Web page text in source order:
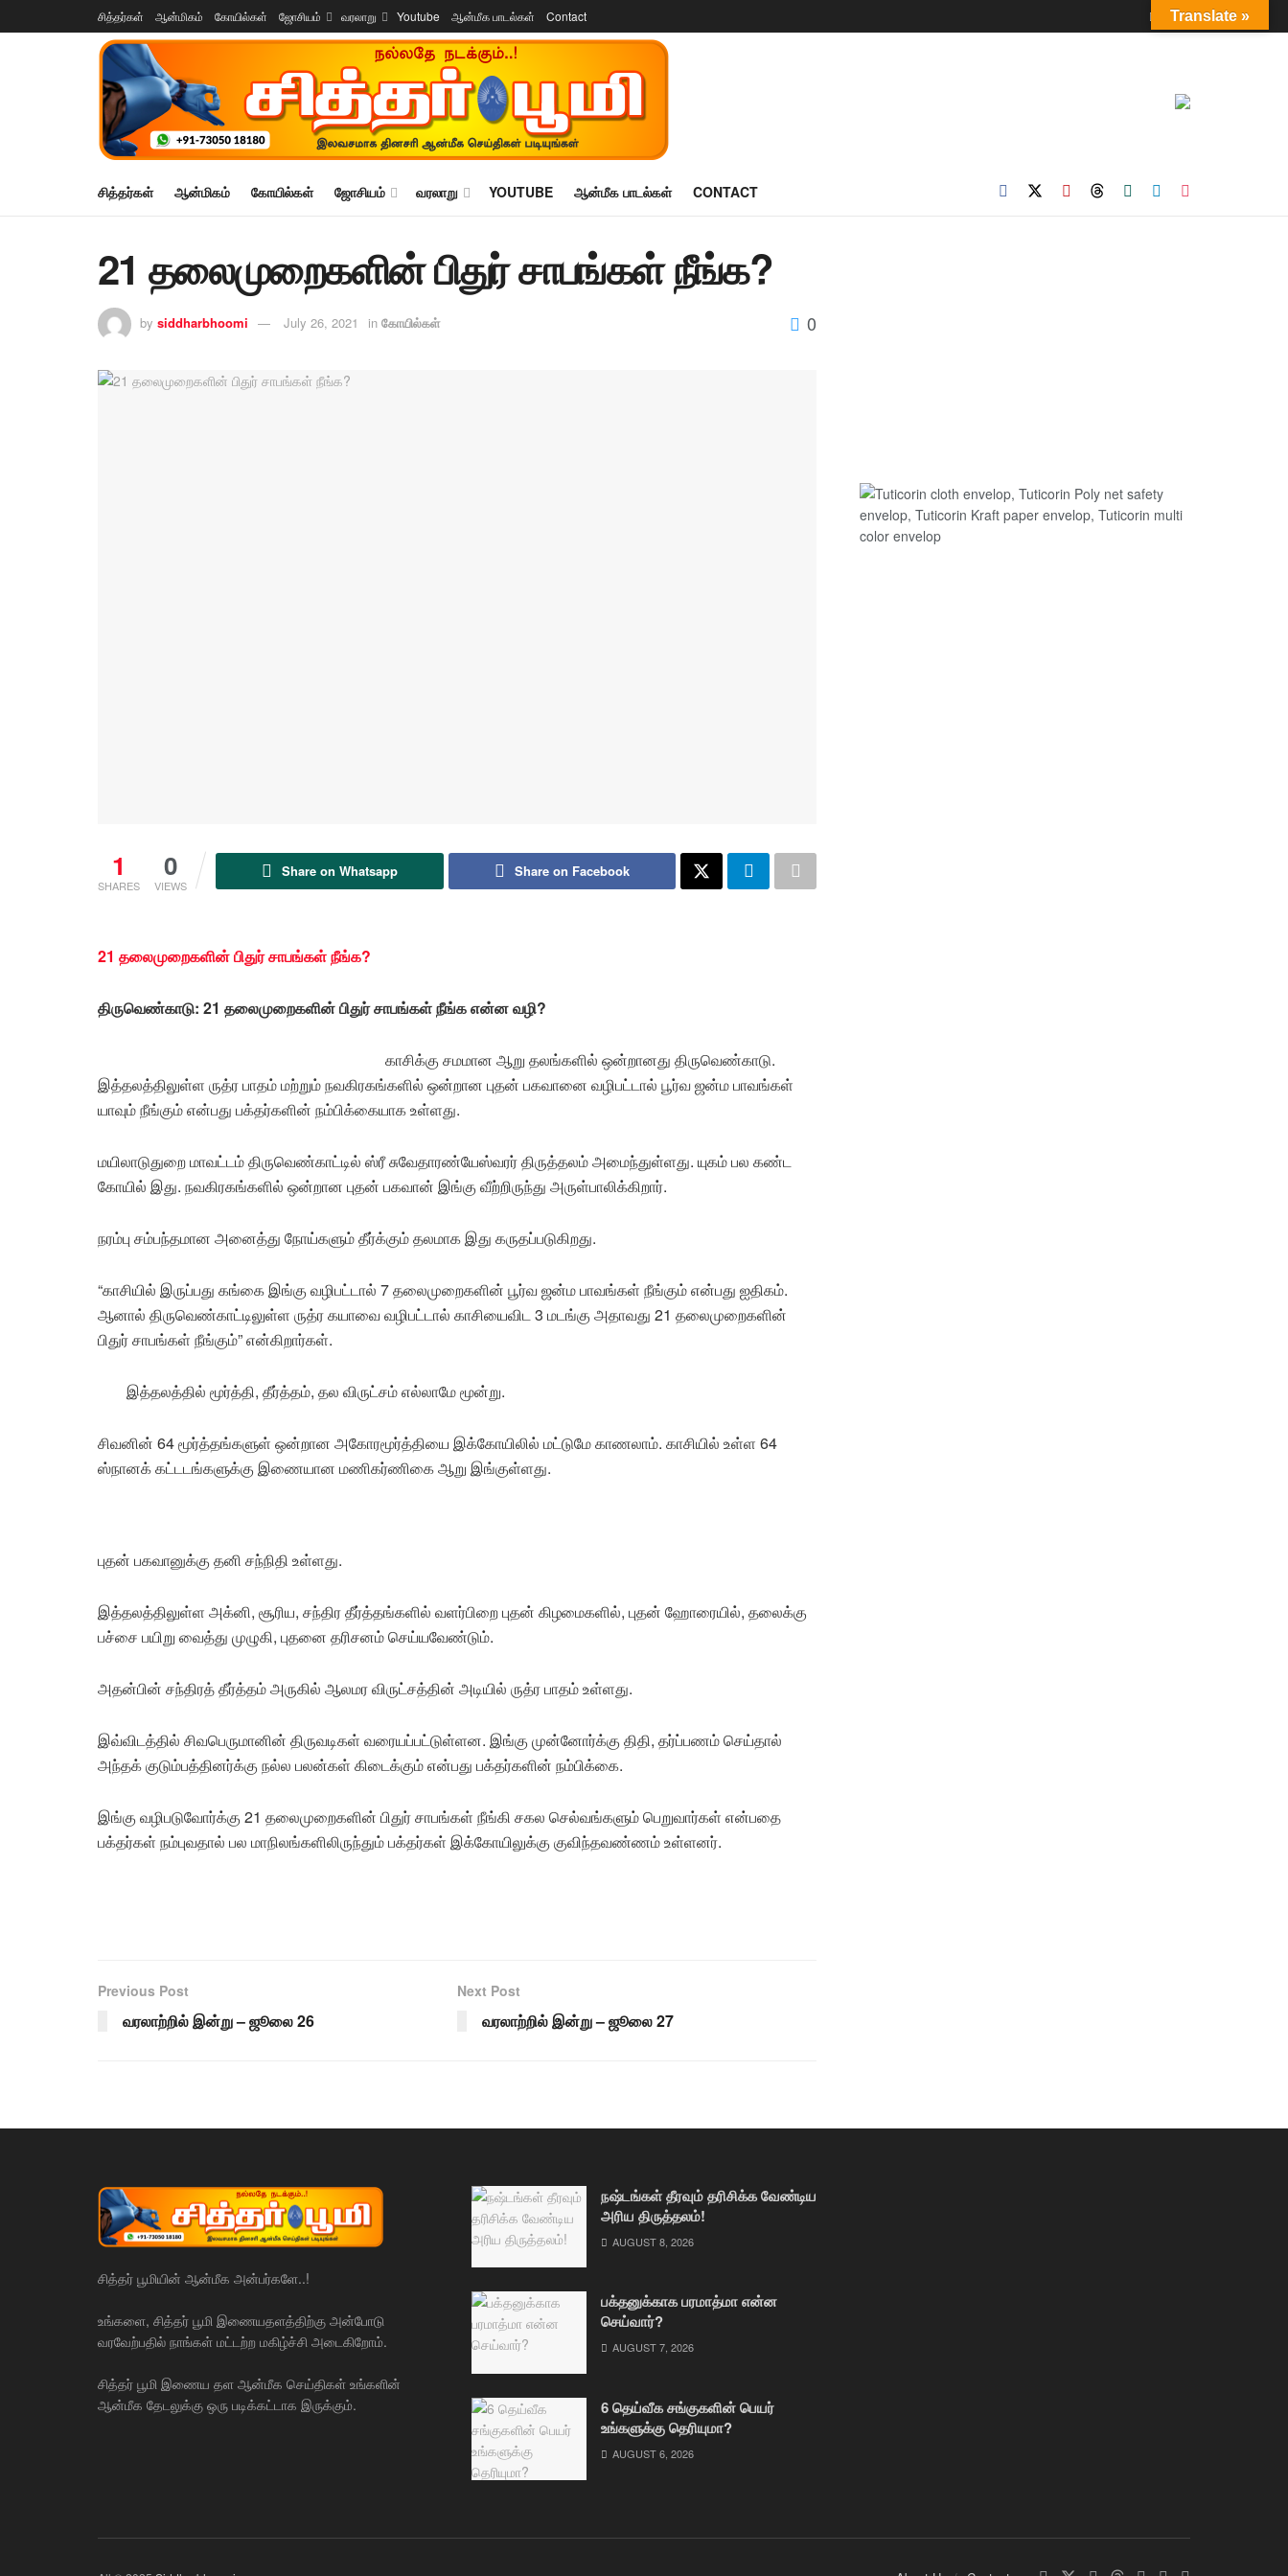
சித்தர்கள் ஆன்மிகம் கோயில்கள் ஜோசியம் வரலாறு Youtube ஆன்மீக பாடல்கள் Contact Login
சித்தர்கள் ஆன்மிகம் கோயில்கள் ஜோசியம் வரலாறு YOUTUBE ஆன்மீக பாடல்கள் CONTACT
21 தலைமுறைகளின் பிதுர் சாபங்கள் நீங்க?
by siddharbhoomi July 26, 2021 in கோயில்கள் 0
1
SHARES
0
VIEWS
Share on Whatsapp Share on Facebook
21 தலைமுறைகளின் பிதுர் சாபங்கள் நீங்க?
திருவெண்காடு: 21 தலைமுறைகளின் பிதுர் சாபங்கள் நீங்க என்ன வழி?
காசிக்கு சமமான ஆறு தலங்களில் ஒன்றானது திருவெண்காடு.
இத்தலத்திலுள்ள ருத்ர பாதம் மற்றும் நவகிரகங்களில் ஒன்றான புதன் பகவானை வழிபட்டால் பூர்வ ஜன்ம பாவங்கள்
யாவும் நீங்கும் என்பது பக்தர்களின் நம்பிக்கையாக உள்ளது.
மயிலாடுதுறை மாவட்டம் திருவெண்காட்டில் ஸ்ரீ சுவேதாரண்யேஸ்வரர் திருத்தலம் அமைந்துள்ளது. யுகம் பல கண்ட
கோயில் இது. நவகிரகங்களில் ஒன்றான புதன் பகவான் இங்கு வீற்றிருந்து அருள்பாலிக்கிறார்.
நரம்பு சம்பந்தமான அனைத்து நோய்களும் தீர்க்கும் தலமாக இது கருதப்படுகிறது.
“காசியில் இருப்பது கங்கை இங்கு வழிபட்டால் 7 தலைமுறைகளின் பூர்வ ஜன்ம பாவங்கள் நீங்கும் என்பது ஐதிகம்.
ஆனால் திருவெண்காட்டிலுள்ள ருத்ர கயாவை வழிபட்டால் காசியைவிட 3 மடங்கு அதாவது 21 தலைமுறைகளின்
பிதுர் சாபங்கள் நீங்கும்” என்கிறார்கள்.
இத்தலத்தில் மூர்த்தி, தீர்த்தம், தல விருட்சம் எல்லாமே மூன்று.
சிவனின் 64 மூர்த்தங்களுள் ஒன்றான அகோரமூர்த்தியை இக்கோயிலில் மட்டுமே காணலாம். காசியில் உள்ள 64
ஸ்நானக் கட்டடங்களுக்கு இணையான மணிகர்ணிகை ஆறு இங்குள்ளது.
புதன் பகவானுக்கு தனி சந்நிதி உள்ளது.
இத்தலத்திலுள்ள அக்னி, சூரிய, சந்திர தீர்த்தங்களில் வளர்பிறை புதன் கிழமைகளில், புதன் ஹோரையில், தலைக்கு
பச்சை பயிறு வைத்து முழுகி, புதனை தரிசனம் செய்யவேண்டும்.
அதன்பின் சந்திரத் தீர்த்தம் அருகில் ஆலமர விருட்சத்தின் அடியில் ருத்ர பாதம் உள்ளது.
இவ்விடத்தில் சிவபெருமானின் திருவடிகள் வரையப்பட்டுள்ளன. இங்கு முன்னோர்க்கு திதி, தர்ப்பணம் செய்தால்
அந்தக் குடும்பத்தினர்க்கு நல்ல பலன்கள் கிடைக்கும் என்பது பக்தர்களின் நம்பிக்கை.
இங்கு வழிபடுவோர்க்கு 21 தலைமுறைகளின் பிதுர் சாபங்கள் நீங்கி சகல செல்வங்களும் பெறுவார்கள் என்பதை
பக்தர்கள் நம்புவதால் பல மாநிலங்களிலிருந்தும் பக்தர்கள் இக்கோயிலுக்கு குவிந்தவண்ணம் உள்ளனர்.
Previous Post
வரலாற்றில் இன்று – ஜூலை 26
Next Post
வரலாற்றில் இன்று – ஜூலை 27
சித்தர் பூமியின் ஆன்மீக அன்பர்களே..!
உங்களை, சித்தர் பூமி இணையதளத்திற்கு அன்போடு
வரவேற்பதில் நாங்கள் மட்டற்ற மகிழ்ச்சி அடைகிறோம்.
சித்தர் பூமி இணைய தள ஆன்மீக செய்திகள் உங்களின்
ஆன்மீக தேடலுக்கு ஒரு படிக்கட்டாக இருக்கும்.
நஷ்டங்கள் தீரவும் தரிசிக்க வேண்டிய
அரிய திருத்தலம்!
AUGUST 8, 2026
பக்தனுக்காக பரமாத்மா என்ன
செய்வார்?
AUGUST 7, 2026
6 தெய்வீக சங்குகளின் பெயர்
உங்களுக்கு தெரியுமா?
AUGUST 6, 2026
Translate »